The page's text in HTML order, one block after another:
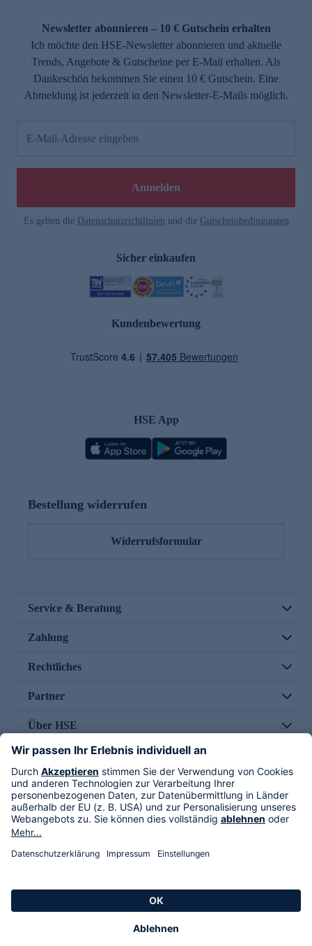
Newsletter abonnieren – 10 € Gutschein erhalten
Ich möchte den HSE-Newsletter abonnieren und aktuelle
Trends, Angebote & Gutscheine per E-Mail erhalten. Als
Dankeschön bekommen Sie einen 10 € Gutschein. Eine
Abmeldung ist jederzeit in den Newsletter-E-Mails möglich.
E-Mail-Adresse eingeben
Anmelden
Es gelten die Datenschutzrichtlinien und die Gutscheinbedingungen
Sicher einkaufen
Kundenbewertung
HSE App
Bestellung widerrufen
Widerrufsformular
Service & Beratung
Zahlung
Rechtliches
Partner
Über HSE
Im TV
HSE International